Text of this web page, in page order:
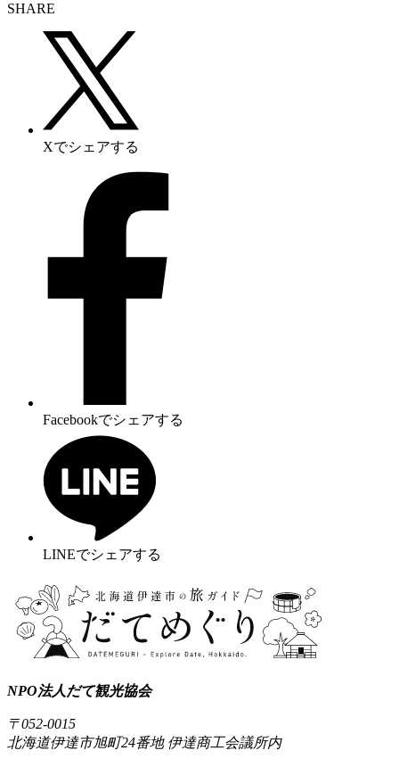
SHARE
Xでシェアする
Facebookでシェアする
LINEでシェアする
NPO法人だて観光協会
〒052-0015
北海道伊達市旭町24番地 伊達商工会議所内